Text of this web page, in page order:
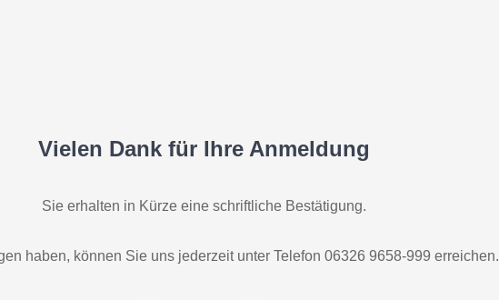
Vielen Dank für Ihre Anmeldung
Sie erhalten in Kürze eine schriftliche Bestätigung.
haben, können Sie uns jederzeit unter Telefon 06326 9658-999 erreichen.